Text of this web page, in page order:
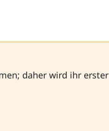
daher wird ihr erster